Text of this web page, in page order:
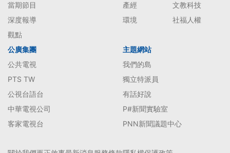
當期節目
深度報導
觀點
產經
文教科技
環境
社福人權
公廣集團
公共電視
PTS TW
公視台語台
中華電視公司
客家電視台
主題網站
我們的島
獨立特派員
有話好說
P#新聞實驗室
PNN新聞議題中心